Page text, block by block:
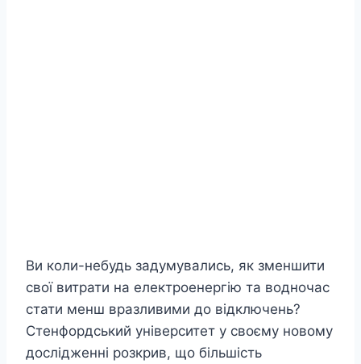
Ви коли-небудь задумувались, як зменшити
свої витрати на електроенергію та водночас
стати менш вразливими до відключень?
Стенфордський університет у своєму новому
дослідженні розкрив, що більшість